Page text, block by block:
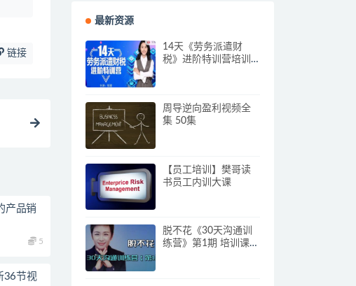
链接
产品销
5
36节视
最新资源
14天《劳务派遣财
税》进阶特训营培训
周导逆向盈利视频全
集 50集
【员工培训】樊哥读
书员工内训大课
脱不花《30天沟通训
练营》第1期 培训课程